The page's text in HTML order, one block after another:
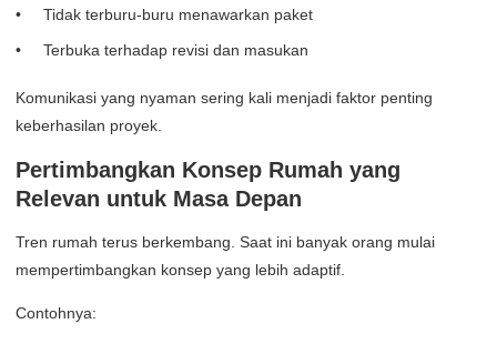
Tidak terburu-buru menawarkan paket
Terbuka terhadap revisi dan masukan
Komunikasi yang nyaman sering kali menjadi faktor penting
keberhasilan proyek.
Pertimbangkan Konsep Rumah yang
Relevan untuk Masa Depan
Tren rumah terus berkembang. Saat ini banyak orang mulai
mempertimbangkan konsep yang lebih adaptif.
Contohnya: